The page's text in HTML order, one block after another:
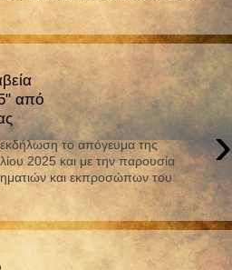
από
›
το απόγευμα της
2025 και με την παρουσία
και εκπροσώπων του